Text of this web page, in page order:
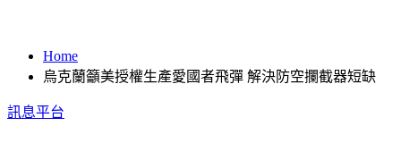
Home
烏克蘭籲美授權生產愛國者飛彈 解決防空攔截器短缺
訊息平台